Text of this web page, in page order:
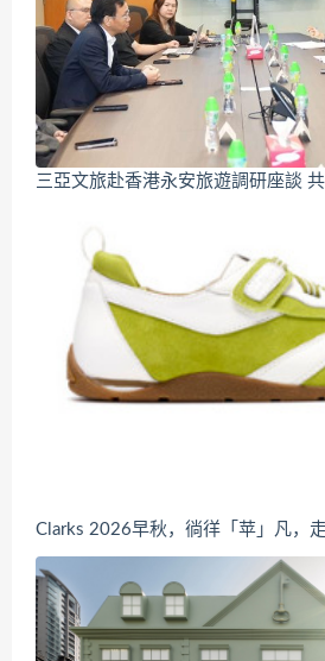
三亞文旅赴香港永安旅遊調研座談
Clarks 2026早秋，徜徉「苹」凡，